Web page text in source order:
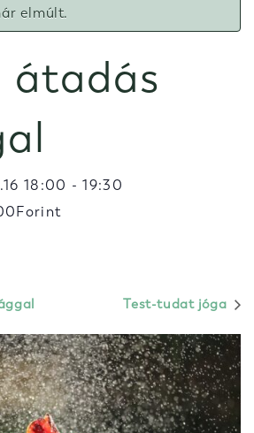
elmúlt.
átadás
18:00 -19:30
Test-tudat jóga